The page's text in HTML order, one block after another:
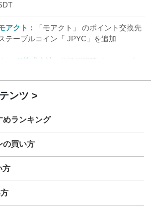
アクト
「モアクト」 のポイント交換先
テーブルコイン「 JPYC」を追加
レード株式会社
信託型円建てステーブル
ンツ
めランキング
の買い方
方